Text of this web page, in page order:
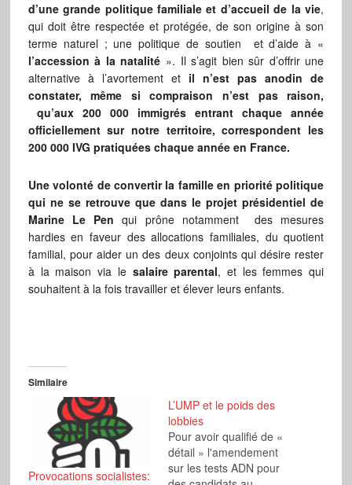
d’une grande politique familiale et d’accueil de la vie,
qui doit être respectée et protégée, de son origine à son
terme naturel ; une politique de soutien et d’aide à «
l’accession à la natalité ». Il s’agit bien sûr d’offrir une
alternative à l’avortement et il n’est pas anodin de
constater, même si compraison n’est pas raison,
qu’aux 200 000 immigrés entrant chaque année
officiellement sur notre territoire, correspondent les
200 000 IVG pratiquées chaque année en France.
Une volonté de convertir la famille en priorité politique
qui ne se retrouve que dans le projet présidentiel de
Marine Le Pen qui prône notamment des mesures
hardies en faveur des allocations familiales, du quotient
familial, pour aider un des deux conjoints qui désire rester
à la maison via le salaire parental, et les femmes qui
souhaitent à la fois travailler et élever leurs enfants.
Similaire
Provocations socialistes:
L’UMP et le poids des
lobbies
Pour avoir qualifié de «
détail » l'amendement
sur les tests ADN pour